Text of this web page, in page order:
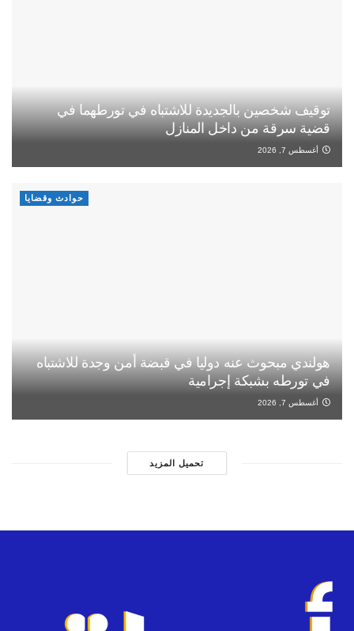
توقيف شخصين بالجديدة للاشتباه في تورطهما في
قضية سرقة من داخل المنازل
أغسطس 7, 2026
حوادث وقضايا
هولندي مبحوث عنه دوليا في قبضة أمن وجدة للاشتباه
في تورطه بشبكة إجرامية
أغسطس 7, 2026
تحميل المزيد